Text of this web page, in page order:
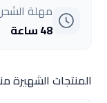
مهلة
48 ساعة
المنتجات الشهيرة